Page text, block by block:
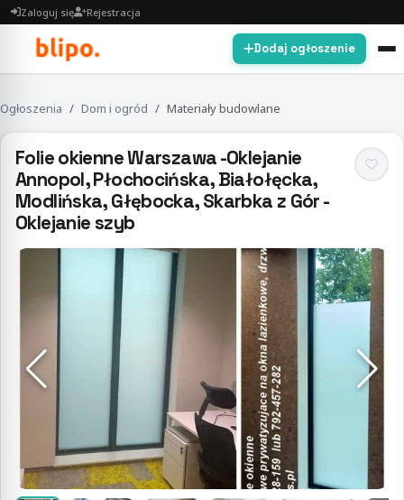
Zaloguj się Rejestracja
Dodaj ogłoszenie
Ogłoszenia Dom i ogród Materiały budowlane
Folie okienne Warszawa -Oklejanie
Annopol, Płochocińska, Białołęcka,
Modlińska, Głębocka, Skarbka z Gór -
Oklejanie szyb